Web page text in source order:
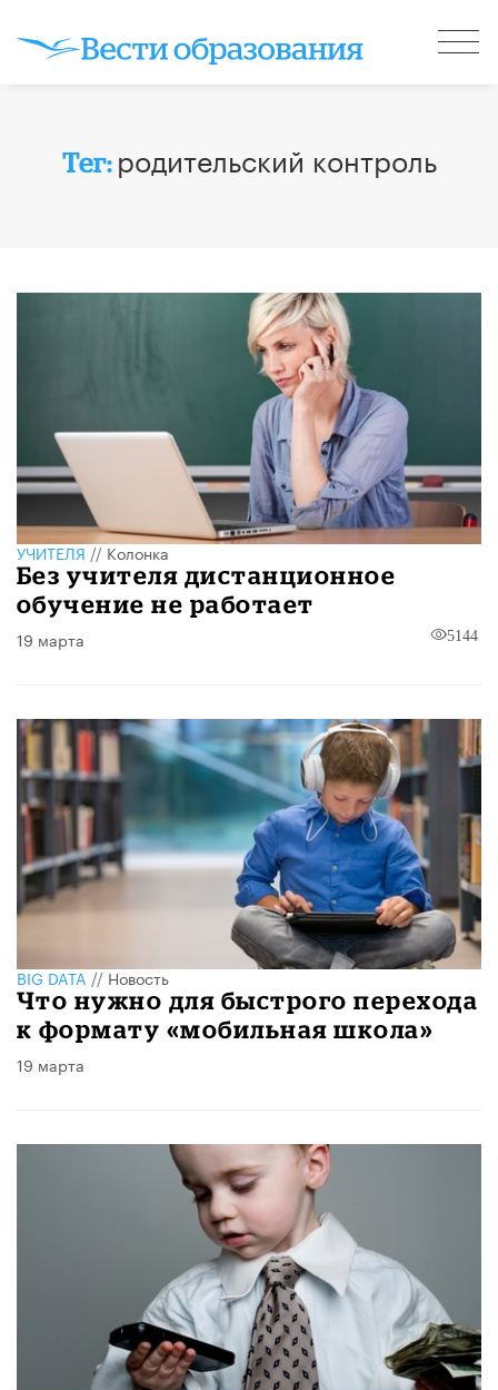
Тег: родительский контроль
УЧИТЕЛЯ//Колонка
Без учителя дистанционное
обучение не работает
19 марта 5144
BIG DATA//Новость
Что нужно для быстрого перехода
к формату «мобильная школа»
19 марта